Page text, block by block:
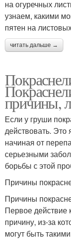
на огуречных
узнаем, какими
пятен на
читать дальше →
причины,
Если у груши
действовать. Это
начиная от
серьезными
борьбы с этой
Причины
Причины
Первое действие
причину, из-за
могут быть